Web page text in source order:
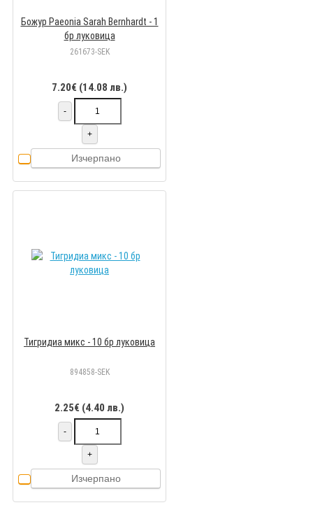
Божур Paeonia Sarah Bernhardt - 1
бр луковицa
261673-SEK
7.20€ (14.08 лв.)
-
+
Изчерпано
Тигридиа микс - 10 бр луковицa
894858-SEK
2.25€ (4.40 лв.)
-
+
Изчерпано